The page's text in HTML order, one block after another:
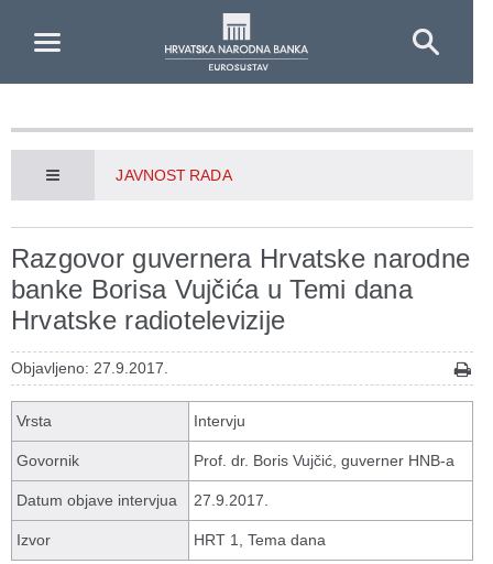
JAVNOST RADA
Razgovor guvernera Hrvatske narodne
banke Borisa Vujčića u Temi dana
Hrvatske radiotelevizije
Objavljeno: 27.9.2017.
Vrsta Intervju
Govornik Prof. dr. Boris Vujčić, guverner HNB-a
Datum objave intervjua 27.9.2017.
Izvor HRT 1, Tema dana